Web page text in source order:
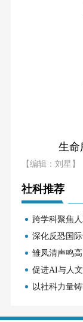
生命
【编辑：刘星】
社科推荐
跨学科聚焦
深化反恐国
雏凤清声鸣
促进AI与人
以社科力量